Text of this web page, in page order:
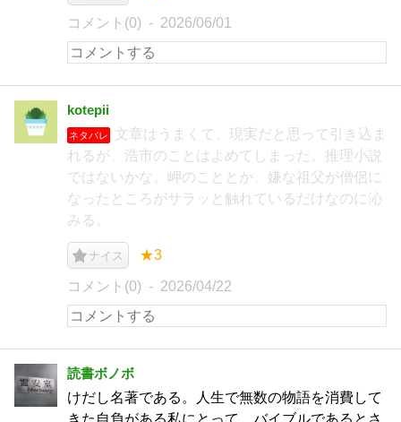
コメント(0) 2026/06/01
kotepii
ネタバレ
文章はうまくて、現実だと思って引き込ま
れるが、浩市のことはよめてしまった。推理小説
ではないかな。岬のこととか、嫌な祖父が僧侶に
なったところがサラッと触れているだけなのに沁
みる。
ナイス ★3
コメント(0) 2026/04/22
読書ボノボ
けだし名著である。人生で無数の物語を消費して
きた自負がある私にとって、バイブルであるとさ